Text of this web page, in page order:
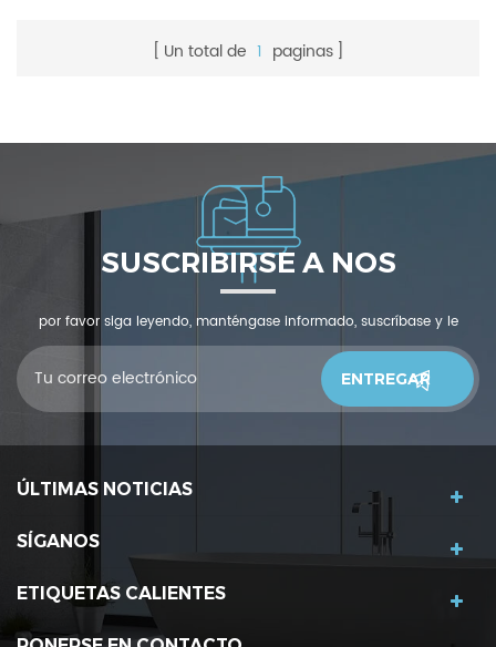
Un total de 1 paginas
SUSCRIBIRSE A NOS
por favor siga leyendo, manténgase informado, suscríbase y le
invitamos a que nos cuente qué piensas.
ÚLTIMAS NOTICIAS
SÍGANOS
ETIQUETAS CALIENTES